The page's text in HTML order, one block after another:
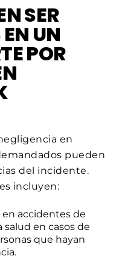
SER
UN
POR
en
pueden
del incidente.
incluyen:
accidentes de
salud en casos de
que hayan